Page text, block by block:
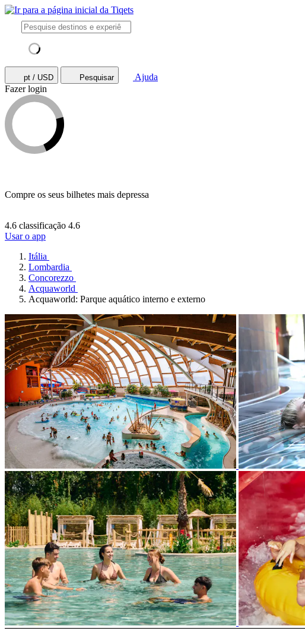
pt / USD Pesquisar
Ajuda
Fazer login
Compre os seus bilhetes mais depressa
4.6 classificação 4.6
Usar o app
Itália
Lombardia
Concorezzo
Acquaworld
Acquaworld: Parque aquático interno e externo